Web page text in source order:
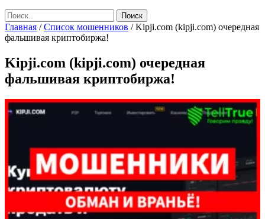
Главная /Список мошенников /Kipji.com (kipji.com) очередная
фальшивая криптобиржа!
Kipji.com (kipji.com) очередная
фальшивая криптобиржа!